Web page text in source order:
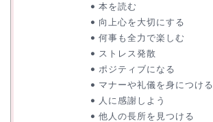
本を読む
向上心を大切にする
何事も全力で楽しむ
ストレス発散
ポジティブになる
マナーや礼儀を身につける
人に感謝しよう
他人の長所を見つける